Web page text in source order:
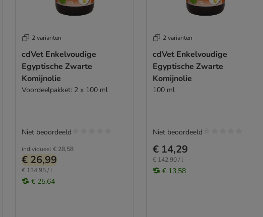
2 varianten
cdVet Enkelvoudige
Egyptische Zwarte
Komijnolie
Voordeelpakket: 2 x 100 ml
individueel€ 28,58
€ 26,99
€ 134,95 / l
€ 25,64
Niet beoordeeld
2 varianten
cdVet Enkelvoudige
Egyptische Zwarte
Komijnolie
100 ml
€ 14,29
€ 142,90 / l
€ 13,58
Niet beoordeeld